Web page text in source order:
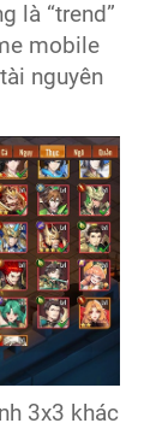
là “trend”
mobile
nguyên
3x3 khác